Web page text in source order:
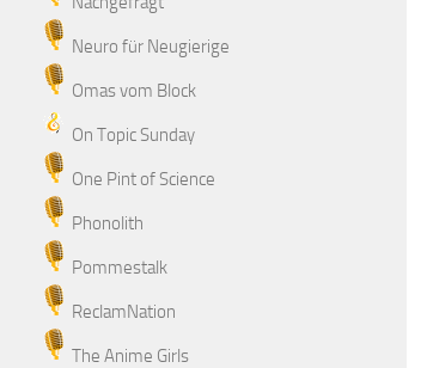
Neuro für Neugierige
Omas vom Block
On Topic Sunday
One Pint of Science
Phonolith
Pommestalk
ReclamNation
The Anime Girls